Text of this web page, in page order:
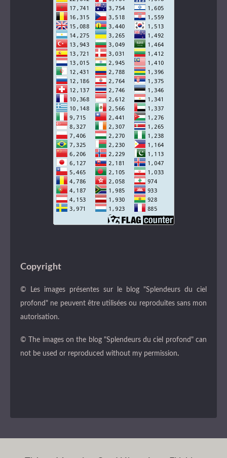
Copyright
© Les images présentes sur le blog "Splendeurs du ciel
profond" ne peuvent être utilisées ou reproduites sans mon
autorisation.
© The images on the blog "Splendeurs du ciel profond" can
not be used or reproduced without my permission.